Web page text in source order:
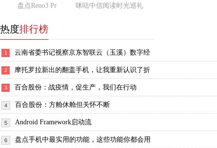
盘点Reno3 Pr 咪咕中信阅读时光巡礼
热度排行榜
1 云南省委书记视察京东智联云（玉溪）数字经
2 摩托罗拉新出的翻盖手机，让我重新认识了折
3 百合股份：战疫情，促生产，我们在行动
4 百合股份：方舱休舱但关怀不断
5 Android Framework启动流
6 盘点手机中最实用的功能，这些功能你都会用